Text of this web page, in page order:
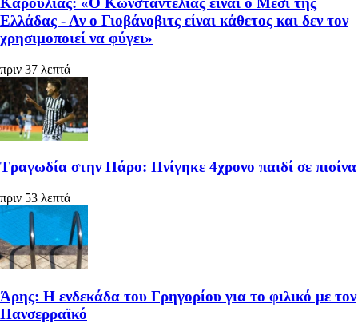
Ελλάδας - Αν ο Γιοβάνοβιτς είναι κάθετος και δεν τον
χρησιμοποιεί να φύγει»
πριν 37 λεπτά
Τραγωδία στην Πάρο: Πνίγηκε 4χρονο παιδί σε πισίνα
πριν 53 λεπτά
Άρης: Η ενδεκάδα του Γρηγορίου για το φιλικό με τον
Πανσερραϊκό